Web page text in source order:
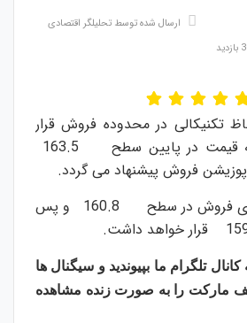
ارسال شده توسط تحلیلگر اقتصادی
تکنیکالی در محدوده فروش قرار
پوزیشن فروش پیشنهاد می گردد.
حد سود پوزیشن های فروش در سطح 160.8 و پس
تلگرام ما بپیوندید و سیگنال ها
مارکت را به صورت زنده مشاهده